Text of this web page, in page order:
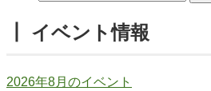
┃ イベント情報
2026年8月のイベント